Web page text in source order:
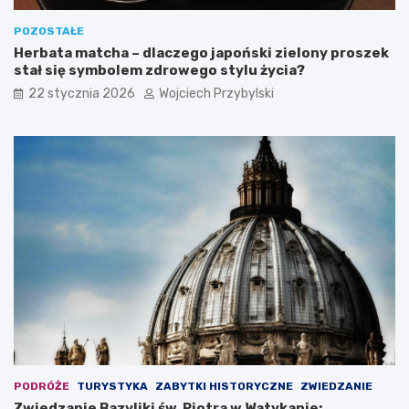
POZOSTAŁE
Herbata matcha – dlaczego japoński zielony proszek
stał się symbolem zdrowego stylu życia?
22 stycznia 2026 Wojciech Przybylski
PODRÓŻE TURYSTYKA ZABYTKI HISTORYCZNE ZWIEDZANIE